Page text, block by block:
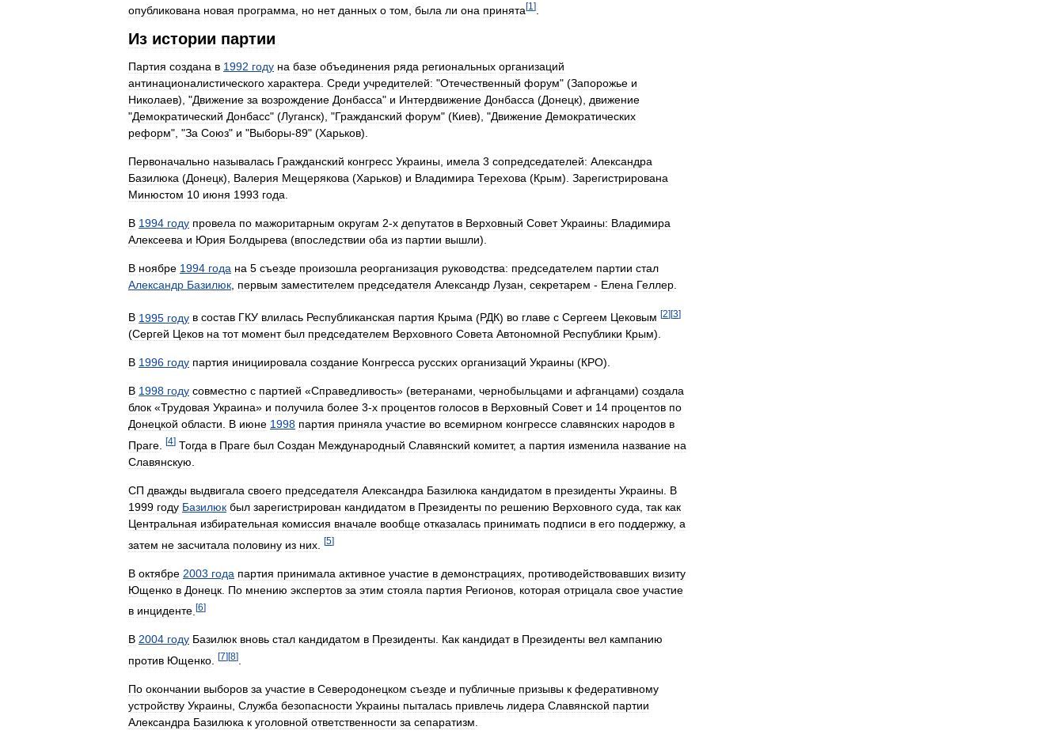
опубликована новая программа но нет данных о том была ли она принята[1 ]
Из истории партии
Партия создана в 1992 году на базе объединения ряда региональных организаций
антинационалистического характера Среди учредителей: "Отечественный форум" (Запорожье и
Николаев), "Движение за возрождение Донбасса" и Интердвижение Донбасса (Донецк), движение
"Демократический Донбасс" (Луганск), "Гражданский форум" (Киев), "Движение Демократических
реформ", "За Союз" и "Выборы-89" (Харьков).
Первоначально называлась Гражданский конгресс Украины имела 3 сопредседателей: Александра
Базилюка (Донецк), Валерия Мещерякова (Харьков) и Владимира Терехова (Крым). Зарегистрирована
Минюстом 10 июня 1993 года
В 1994 году провела по мажоритарным округам 2-х депутатов в Верховный Совет Украины: Владимира
Алексеева и Юрия Болдырева (впоследствии оба из партии вышли).
В ноябре 1994 года на 5 съезде произошла реорганизация руководства: председателем партии стал
Александр Базилюк первым заместителем председателя Александр Лузан секретарем - Елена Геллер
В 1995 году в состав ГКУ влилась Республиканская партия Крыма (РДК) во главе с Сергеем Цековым [2][3]
(Сергей Цеков на тот момент был председателем Верховного Совета Автономной Республики Крым).
В 1996 году партия инициировала создание Конгресса русских организаций Украины (КРО).
В 1998 году совместно с партией «Справедливость» (ветеранами, чернобыльцами и афганцами) создала
блок «Трудовая Украина» и получила более 3-х процентов голосов в Верховный Совет и 14 процентов по
Донецкой области. В июне 1998 партия приняла участие во всемирном конгрессе славянских народов в
Праге
[4] Тогда в Праге был Создан Международный Славянский комитет, а партия изменила название на
Cлавянскую
СП дважды выдвигала своего председателя Александра Базилюка кандидатом в президенты Украины В
1999 году Базилюк был зарегистрирован кандидатом в Президенты по решению Верховного суда так как
Центральная избирательная комиссия вначале вообще отказалась принимать подписи в его поддержку, а
затем не засчитала половину из них [5]
В октябре 2003 года партия принимала активное участие в демонстрациях противодействовавших визиту
Ющенко в Донецк По мнению экспертов за этим стояла партия Регионов которая отрицала свое участие
в инциденте [6]
В 2004 году Базилюк вновь стал кандидатом в Президенты. Как кандидат в Президенты вел кампанию
против Ющенко [7] [8]
По окончании выборов за участие в Северодонецком съезде и публичные призывы к федеративному
устройству Украины Служба безопасности Украины пыталась привлечь лидера Славянской партии
Александра Базилюка к уголовной ответственности за сепаратизм